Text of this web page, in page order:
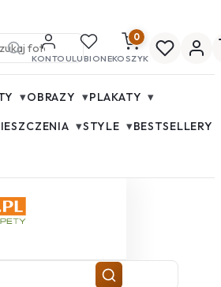
KONTOULUBIONE
0
KOSZYK
▾OBRAZY ▾PLAKATY ▾
▾STYLE ▾BESTSELLERY